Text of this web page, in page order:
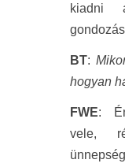
kiadni
BT:
hogyan
FWE:
vele,